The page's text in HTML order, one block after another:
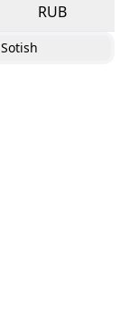
RUB
Sotish